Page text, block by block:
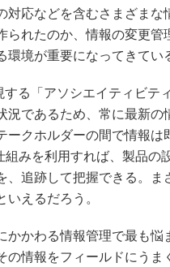
対応などを含むさまざま
られたのか、情報の変更管
環境が重要になってきてい
る「アソシエイティビテ
況であるため、常に最新
ークホルダーの間で情報
組みを利用すれば、製品
、追跡して把握できる。
いえるだろう。
かわる情報管理で最も悩
の情報をフィールドにう